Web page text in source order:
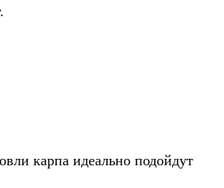
карпа идеально подойдут